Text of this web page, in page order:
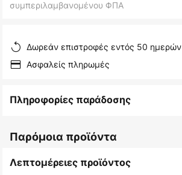
εικόνων
συμπεριλαμβανομένου ΦΠΑ
Δωρεάν επιστροφές εντός 50 ημερών
Ασφαλείς πληρωμές
Πληροφορίες παράδοσης
Παρόμοια προϊόντα
Λεπτομέρειες προϊόντος